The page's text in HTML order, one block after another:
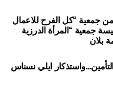
جمعية “كل الفرح للاعمال
جمعية “المرأة الدرزية
بلان
ايلي نسناس